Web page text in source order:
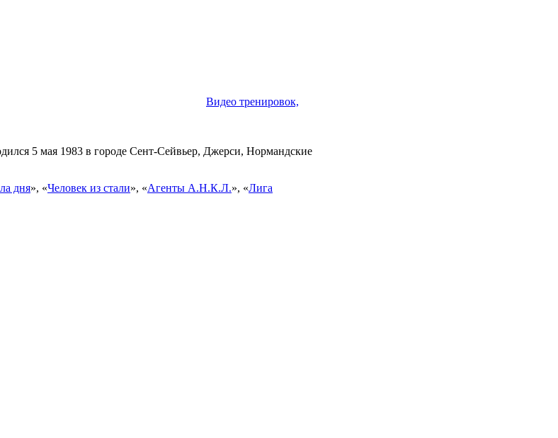
Видео тренировок,
5 мая 1983 в городе Сент-Сейвьер, Джерси, Нормандские
дня», «Человек из стали», «Агенты А.Н.К.Л.», «Лига